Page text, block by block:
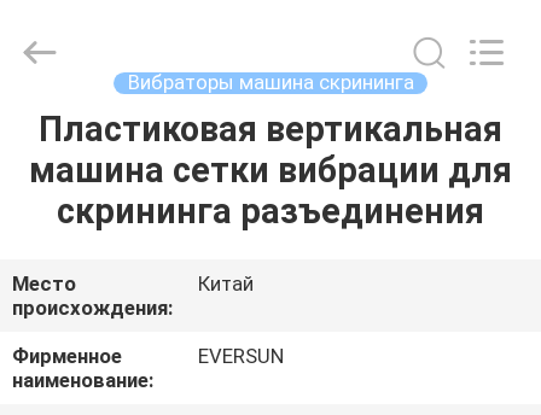
ДОМ
ПРОДУКТЫ
VR
ШОУ
Reserved.
Вибраторы машина скрининга
Пластиковая вертикальная
машина сетки вибрации для
скрининга разъединения
Место
происхождения:
Китай
Фирменное
наименование:
EVERSUN